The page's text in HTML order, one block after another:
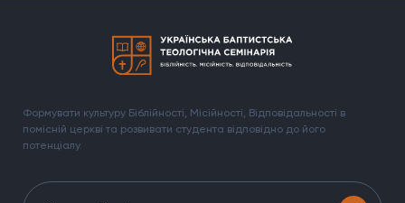
Формувати культуру Біблійності, Місійності, Відповідальності в
помісній церкві та розвивати студента відповідно до його
потенціалу.